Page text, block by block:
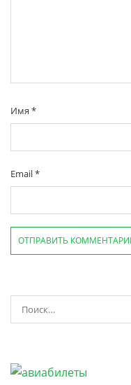
Имя *
Email*